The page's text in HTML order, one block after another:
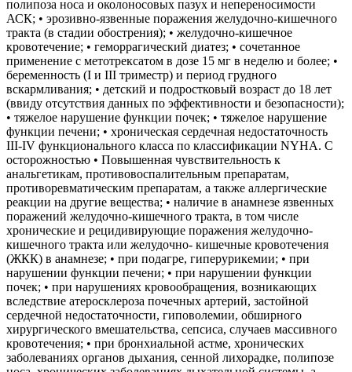
полипоза носа и околоносовых пазух и непереносимости
АСК; • эрозивно-язвенные поражения желудочно-кишечного
тракта (в стадии обострения); • желудочно-кишечное
кровотечение; • геморрагический диатез; • сочетанное
применение с метотрексатом в дозе 15 мг в неделю и более; •
беременность (I и III триместр) и период грудного
вскармливания; • детский и подростковый возраст до 18 лет
(ввиду отсутствия данных по эффективности и безопасности);
• тяжелое нарушение функции почек; • тяжелое нарушение
функции печени; • хроническая сердечная недостаточность
III-IV функционального класса по классификации NYHA. С
осторожностью • Повышенная чувствительность к
анальгетикам, противовоспалительным препаратам,
противоревматическим препаратам, а также аллергические
реакции на другие вещества; • наличие в анамнезе язвенных
поражений желудочно-кишечного тракта, в том числе
хронические и рецидивирующие поражения желудочно-
кишечного тракта или желудочно- кишечные кровотечения
(ЖКК) в анамнезе; • при подагре, гиперурикемии; • при
нарушении функции печени; • при нарушении функции
почек; • при нарушениях кровообращения, возникающих
вследствие атеросклероза почечных артерий, застойной
сердечной недостаточности, гиповолемии, обширного
хирургического вмешательства, сепсиса, случаев массивного
кровотечения; • при бронхиальной астме, хронических
заболеваниях органов дыхания, сенной лихорадке, полипозе